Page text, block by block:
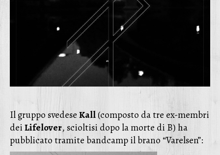
Il gruppo svedeseKall(composto da tre ex-membri
deiLifelover, scioltisi dopo la morte di B) ha
pubblicato tramite bandcamp il brano “Varelsen”: